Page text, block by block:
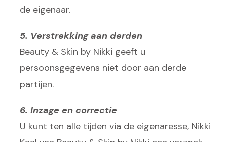
de eigenaar.
5. Verstrekking aan derden
Beauty & Skin by Nikki geeft u
persoonsgegevens niet door aan derde
partijen.
6. Inzage en correctie
U kunt ten alle tijden via de eigenaresse, Nikki